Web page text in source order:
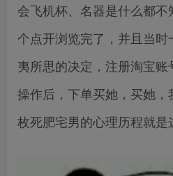
会飞机杯、名器是什么都
个点开浏览完了，并且当
夷所思的决定，注册淘宝
操作后，下单买她，买她
枚死肥宅男的心理历程就是